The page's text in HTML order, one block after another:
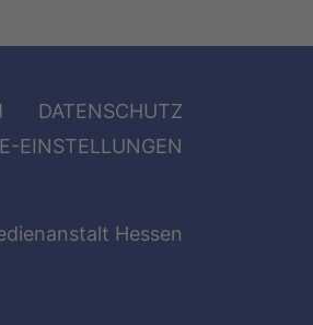
DATENSCHUTZ
EINSTELLUNGEN
Hessen